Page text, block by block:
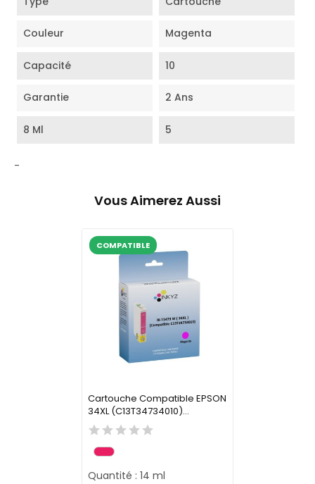
Couleur Magenta
Capacité 10
Garantie 2 Ans
8 Ml 5
-
Vous Aimerez Aussi
COMPATIBLE
Cartouche Compatible EPSON
34XL (C13T34734010)...
Quantité : 14 ml